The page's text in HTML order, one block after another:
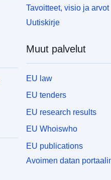
Tavoitteet, visio ja arvot
Uutiskirje
Muut palvelut
EU law
EU tenders
EU research results
EU Whoiswho
EU publications
Avoimen datan